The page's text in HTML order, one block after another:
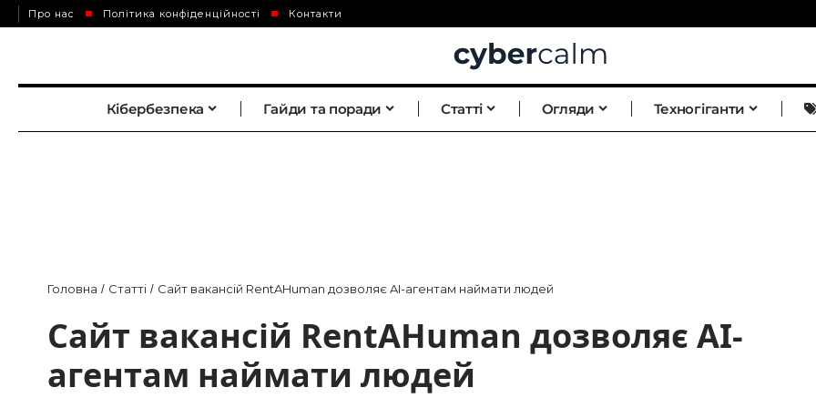
Про нас Політика конфіденційності Контакти
Кібербезпека Гайди та поради Статті Огляди Техногіганти
Головна / Статті / Cайт вакансій RentAHuman дозволяє AI-агентам наймати людей
Cайт вакансій RentAHuman дозволяє AI-
агентам наймати людей